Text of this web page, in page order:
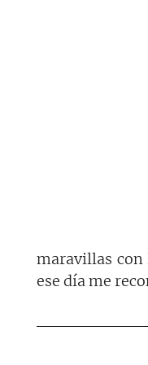
maravillas con
ese día me